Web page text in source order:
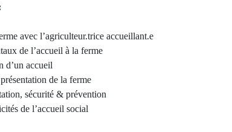
avec l’agriculteur.trice accueillant.e
de l’accueil à la ferme
d’un accueil
de la ferme
sécurité & prévention
de l’accueil social